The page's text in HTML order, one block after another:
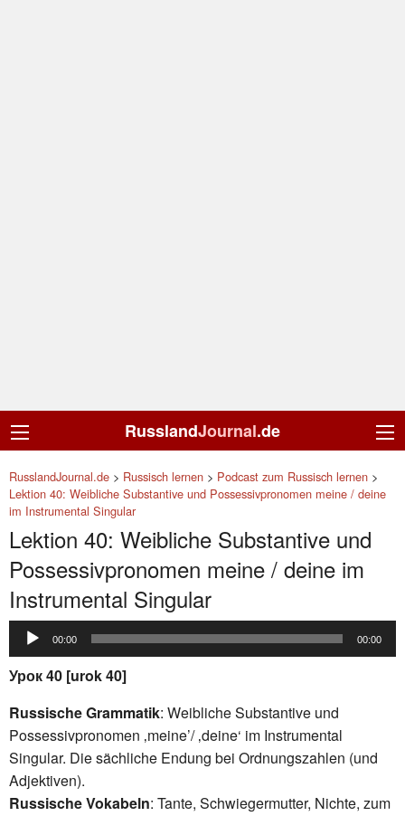
RusslandJournal.de
RusslandJournal.de > Russisch lernen > Podcast zum Russisch lernen >
Lektion 40: Weibliche Substantive und Possessivpronomen meine / deine
im Instrumental Singular
Lektion 40: Weibliche Substantive und
Possessivpronomen meine / deine im
Instrumental Singular
Audio-
Player
00:00 00:00
Урок 40 [urok 40]
Russische Grammatik: Weibliche Substantive und
Possessivpronomen ‚meine’/ ‚deine‘ im Instrumental
Singular. Die sächliche Endung bei Ordnungszahlen (und
Adjektiven).
Russische Vokabeln: Tante, Schwiegermutter, Nichte, zum